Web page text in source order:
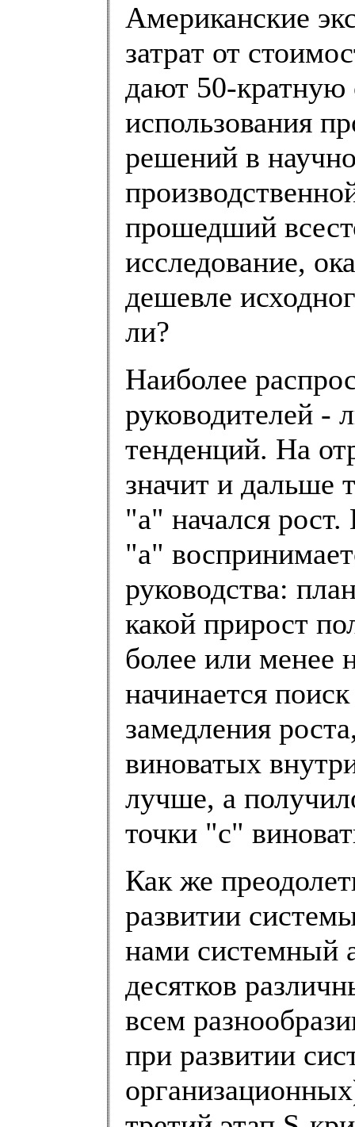
Американские
затрат от
дают 50-кратную
использования
решений в
прошедший
исследование,
дешевле
ли?
Наиболее
руководителей -
тенденций. На
значит и дальше
"а" начался
"а"
руководства:
какой прирост
более или менее
начинается
замедления
виноватых
лучше, а
точки "с"
Как же
развитии
нами системный
десятков
всем
при развитии